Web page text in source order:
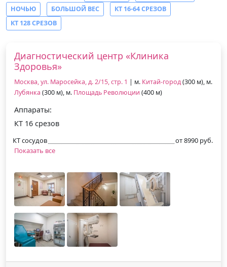
НОЧЬЮ
БОЛЬШОЙ ВЕС
КТ 16-64 СРЕЗОВ
КТ 128 СРЕЗОВ
Диагностический центр «Клиника
Здоровья»
Москва, ул. Маросейка, д. 2/15, стр. 1 | м. Китай-город(300 м), м.
Лубянка (300 м), м. Площадь Революции (400 м)
Аппараты:
КТ 16 срезов
КТ сосудов
от 8990 руб.
Показать все